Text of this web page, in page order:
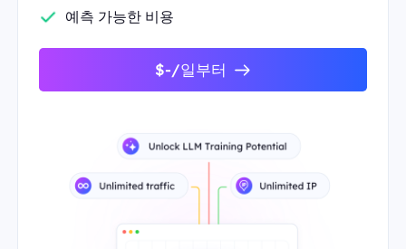
예측 가능한 비용
$-/일부터